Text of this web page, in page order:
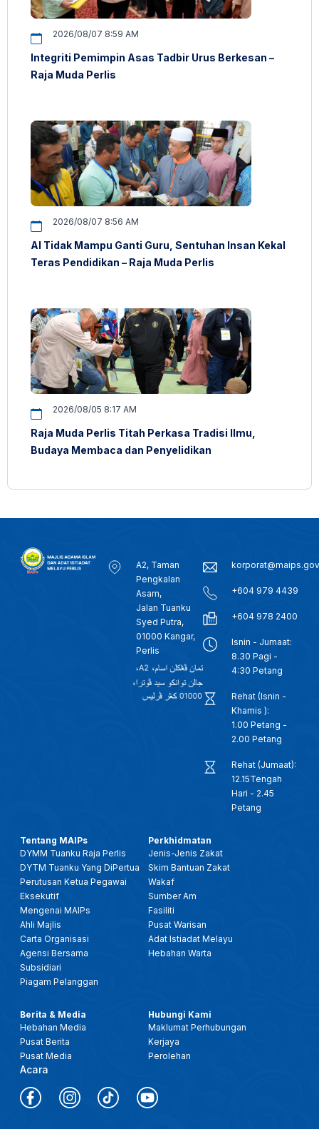
2026/08/07 8:59 AM
Integriti Pemimpin Asas Tadbir Urus Berkesan –
Raja Muda Perlis
2026/08/07 8:56 AM
AI Tidak Mampu Ganti Guru, Sentuhan Insan Kekal
Teras Pendidikan – Raja Muda Perlis
2026/08/05 8:17 AM
Raja Muda Perlis Titah Perkasa Tradisi Ilmu,
Budaya Membaca dan Penyelidikan
A2, Taman
Pengkalan
Asam,
Jalan Tuanku
Syed Putra,
01000 Kangar,
Perlis
+604 979 4439
+604 978 2400
Isnin - Jumaat:
8.30 Pagi -
4:30 Petang
Rehat (Isnin -
Khamis ):
1.00 Petang -
2.00 Petang
Rehat (Jumaat):
12.15Tengah
Hari - 2.45
Petang
Tentang MAIPs
DYMM Tuanku Raja Perlis
DYTM Tuanku Yang DiPertua
Perutusan Ketua Pegawai
Eksekutif
Mengenai MAIPs
Ahli Majlis
Carta Organisasi
Agensi Bersama
Subsidiari
Piagam Pelanggan
Perkhidmatan
Jenis-Jenis Zakat
Skim Bantuan Zakat
Wakaf
Sumber Am
Fasiliti
Pusat Warisan
Adat Istiadat Melayu
Hebahan Warta
Berita & Media
Hebahan Media
Pusat Berita
Pusat Media
Acara
Hubungi Kami
Maklumat Perhubungan
Kerjaya
Perolehan